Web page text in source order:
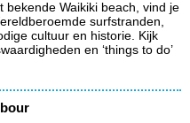
bekende Waikiki beach, vind je
surfstranden,
cultuur en historie. Kijk
en ‘things to do’